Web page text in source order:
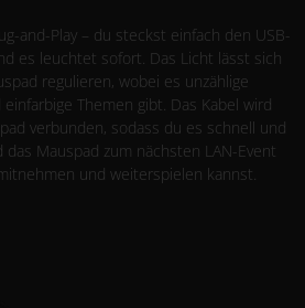
and-Play – du steckst einfach den USB-
es leuchtet sofort. Das Licht lässt sich
regulieren, wobei es unzählige
Themen gibt. Das Kabel wird
verbunden, sodass du es schnell und
Mauspad zum nächsten LAN-Event
und weiterspielen kannst.